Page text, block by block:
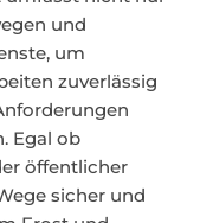
und
um
zuverlässig
Egal ob
öffentlicher
sicher und